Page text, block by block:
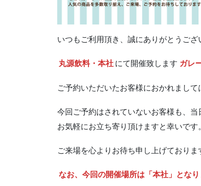
いつもご利用頂き、誠にありがとうござ
丸源飲料・本社 にて開催致します ガレ
ご予約いただいたお客様におかれまし
今回ご予約はされていないお客様も、当
お気軽にお立ち寄り頂けますと幸いです
ご来場を心よりお待ち申し上げておりま
なお、今回の開催場所は「本社」とな